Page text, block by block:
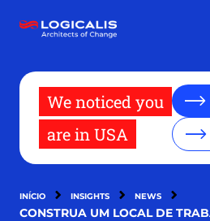
para
We noticed you
are in USA
INÍCIO INSIGHTS NEWS
CONSTRUA UM LOCAL DE